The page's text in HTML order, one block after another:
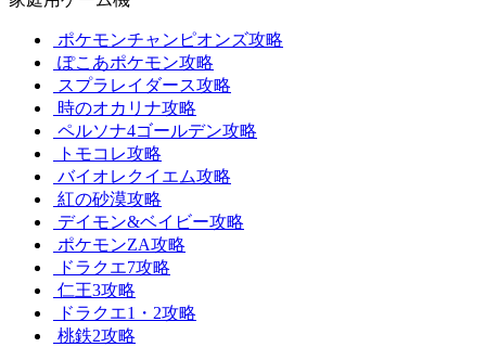
ポケモンチャンピオンズ攻略
ぽこあポケモン攻略
スプラレイダース攻略
時のオカリナ攻略
ペルソナ4ゴールデン攻略
トモコレ攻略
バイオレクイエム攻略
紅の砂漠攻略
デイモン&ベイビー攻略
ポケモンZA攻略
ドラクエ7攻略
仁王3攻略
ドラクエ1・2攻略
桃鉄2攻略